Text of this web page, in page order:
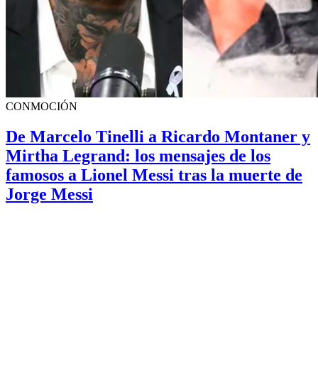
CONMOCIÓN
De Marcelo Tinelli a Ricardo Montaner y
Mirtha Legrand: los mensajes de los
famosos a Lionel Messi tras la muerte de
Jorge Messi